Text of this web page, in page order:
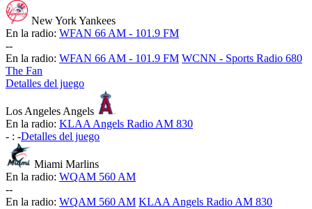
New York Yankees
En la radio: WFAN 66 AM - 101.9 FM
--
En la radio: WFAN 66 AM - 101.9 FM WCNN - Sports Radio 680
The Fan
Detalles del juego
Los Angeles Angels
En la radio: KLAA Angels Radio AM 830
- : -Detalles del juego
Miami Marlins
En la radio: WQAM 560 AM
--
En la radio: WQAM 560 AM KLAA Angels Radio AM 830